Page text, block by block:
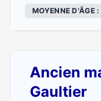
MOYENNE D'ÂGE
Ancien
Gaultier